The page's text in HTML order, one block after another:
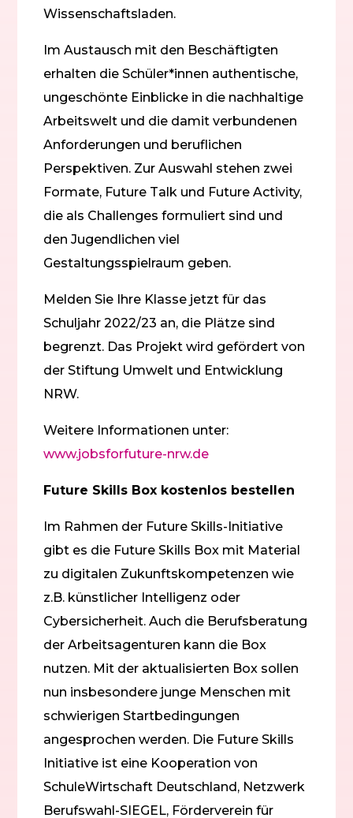
Wissenschaftsladen.
Im Austausch mit den Beschäftigten
erhalten die Schüler*innen authentische,
ungeschönte Einblicke in die nachhaltige
Arbeitswelt und die damit verbundenen
Anforderungen und beruflichen
Perspektiven. Zur Auswahl stehen zwei
Formate, Future Talk und Future Activity,
die als Challenges formuliert sind und
den Jugendlichen viel
Gestaltungsspielraum geben.
Melden Sie Ihre Klasse jetzt für das
Schuljahr 2022/23 an, die Plätze sind
begrenzt. Das Projekt wird gefördert von
der Stiftung Umwelt und Entwicklung
NRW.
Weitere Informationen unter:
www.jobsforfuture-nrw.de
Future Skills Box kostenlos bestellen
Im Rahmen der Future Skills-Initiative
gibt es die Future Skills Box mit Material
zu digitalen Zukunftskompetenzen wie
z.B. künstlicher Intelligenz oder
Cybersicherheit. Auch die Berufsberatung
der Arbeitsagenturen kann die Box
nutzen. Mit der aktualisierten Box sollen
nun insbesondere junge Menschen mit
schwierigen Startbedingungen
angesprochen werden. Die Future Skills
Initiative ist eine Kooperation von
SchuleWirtschaft Deutschland, Netzwerk
Berufswahl-SIEGEL, Förderverein für